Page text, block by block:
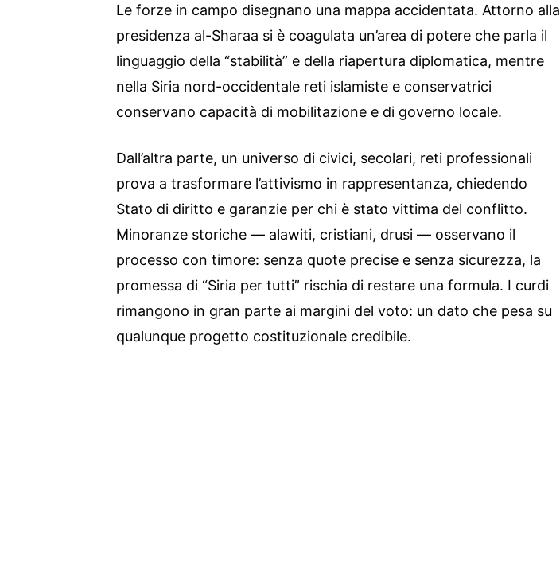
Le forze in campo disegnano una mappa accidentata. Attorno alla
presidenza al-Sharaa si è coagulata un’area di potere che parla il
linguaggio della “stabilità” e della riapertura diplomatica, mentre
nella Siria nord-occidentale reti islamiste e conservatrici
conservano capacità di mobilitazione e di governo locale.
Dall’altra parte, un universo di civici, secolari, reti professionali
prova a trasformare l’attivismo in rappresentanza, chiedendo
Stato di diritto e garanzie per chi è stato vittima del conflitto.
Minoranze storiche — alawiti, cristiani, drusi — osservano il
processo con timore: senza quote precise e senza sicurezza, la
promessa di “Siria per tutti” rischia di restare una formula. I curdi
rimangono in gran parte ai margini del voto: un dato che pesa su
qualunque progetto costituzionale credibile.